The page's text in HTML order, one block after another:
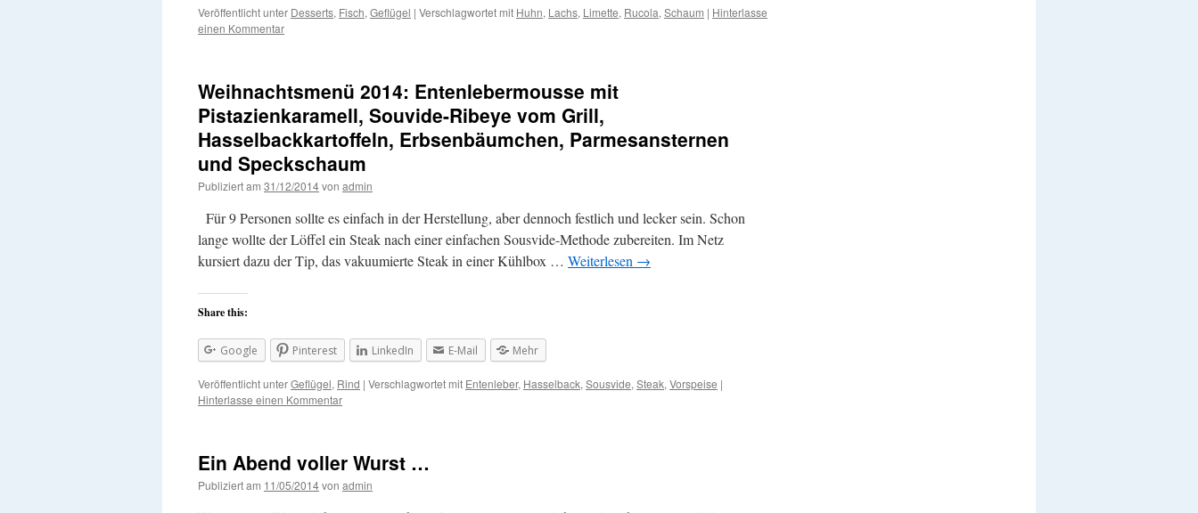
Veröffentlicht unter Desserts, Fisch, Geflügel | Verschlagwortet mit Huhn, Lachs, Limette, Rucola, Schaum | Hinterlasse
einen Kommentar
Weihnachtsmenü 2014: Entenlebermousse mit
Pistazienkaramell, Souvide-Ribeye vom Grill,
Hasselbackkartoffeln, Erbsenbäumchen, Parmesansternen
und Speckschaum
Publiziert am 31/12/2014von admin
Für 9 Personen sollte es einfach in der Herstellung, aber dennoch festlich und lecker sein. Schon
lange wollte der Löffel ein Steak nach einer einfachen Sousvide-Methode zubereiten. Im Netz
kursiert dazu der Tip, das vakuumierte Steak in einer Kühlbox … Weiterlesen →
Share this:
Google Pinterest LinkedIn E-Mail Mehr
Veröffentlicht unterGeflügel, Rind | Verschlagwortet mit Entenleber, Hasselback, Sousvide, Steak, Vorspeise |
Hinterlasse einen Kommentar
Ein Abend voller Wurst …
Publiziert am 11/05/2014von admin